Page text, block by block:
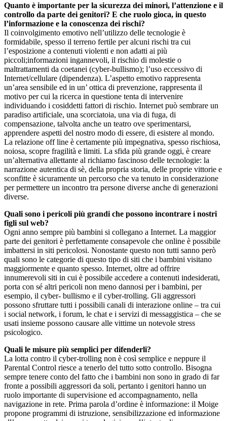
Quanto è importante per la sicurezza dei minori, l’attenzione e il
controllo da parte dei genitori? E che ruolo gioca, in questo
l’informazione e la conoscenza dei rischi?
Il coinvolgimento emotivo nell’utilizzo delle tecnologie è
formidabile, spesso il terreno fertile per alcuni rischi tra cui
l’esposizione a contenuti violenti e non adatti ai più
piccoli;informazioni ingannevoli, il rischio di molestie o
maltrattamenti da coetanei (cyber-bullismo); l’uso eccessivo di
Internet/cellulare (dipendenza). L’aspetto emotivo rappresenta
un’area sensibile ed in un’ ottica di prevenzione, rappresenta il
motivo per cui la ricerca in questione tenta di intervenire
individuando i cosiddetti fattori di rischio. Internet può sembrare un
paradiso artificiale, una scorciatoia, una via di fuga, di
compensazione, talvolta anche un teatro ove sperimentarsi,
apprendere aspetti del nostro modo di essere, di esistere al mondo.
La relazione off line è certamente più impegnativa, spesso rischiosa,
noiosa, scopre fragilità e limiti. La sfida più grande oggi, è creare
un’alternativa allettante al richiamo fascinoso delle tecnologie: la
narrazione autentica di sè, della propria storia, delle proprie vittorie e
sconfitte è sicuramente un percorso che va tenuto in considerazione
per permettere un incontro tra persone diverse anche di generazioni
diverse.
Quali sono i pericoli più grandi che possono incontrare i nostri
figli sul web?
Ogni anno sempre più bambini si collegano a Internet. La maggior
parte dei genitori è perfettamente consapevole che online è possibile
imbattersi in siti pericolosi. Nonostante questo non tutti sanno però
quali sono le categorie di questo tipo di siti che i bambini visitano
maggiormente e quanto spesso. Internet, oltre ad offrire
innumerevoli siti in cui è possibile accedere a contenuti indesiderati,
porta con sé altri pericoli non meno dannosi per i bambini, per
esempio, il cyber- bullismo e il cyber-trolling. Gli aggressori
possono sfruttare tutti i possibili canali di interazione online – tra cui
i social network, i forum, le chat e i servizi di messaggistica – che se
usati insieme possono causare alle vittime un notevole stress
psicologico.
Quali le misure più semplici per difenderli?
La lotta contro il cyber-trolling non è così semplice e neppure il
Parental Control riesce a tenerlo del tutto sotto controllo. Bisogna
sempre tenere conto del fatto che i bambini non sono in grado di far
fronte a possibili aggressori da soli, pertanto i genitori hanno un
ruolo importante di supervisione ed accompagnamento, nella
navigazione in rete. Prima parola d’ordine è informazione: il Moige
propone programmi di istruzione, sensibilizzazione ed informazione